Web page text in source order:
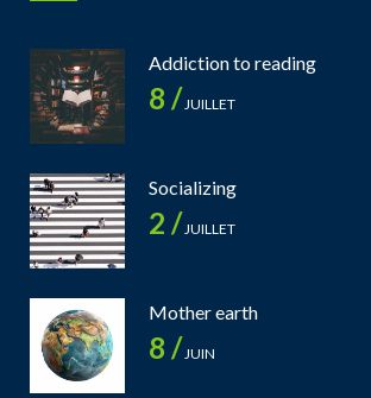
Addiction to reading
8 /JUILLET
Socializing
2 /JUILLET
Mother earth
8 /JUIN